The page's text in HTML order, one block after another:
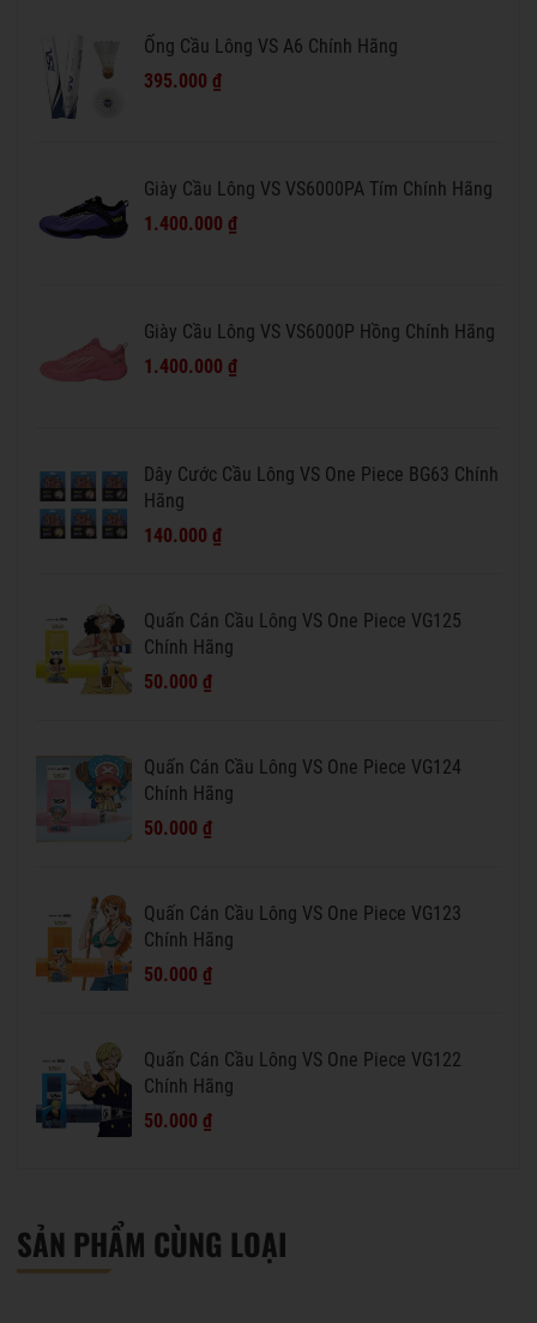
Ống Cầu Lông VS A6 Chính Hãng
395.000 ₫
Giày Cầu Lông VS VS6000PA Tím Chính Hãng
1.400.000 ₫
Giày Cầu Lông VS VS6000P Hồng Chính Hãng
1.400.000 ₫
Dây Cước Cầu Lông VS One Piece BG63 Chính
Hãng
140.000 ₫
Quấn Cán Cầu Lông VS One Piece VG125
Chính Hãng
50.000 ₫
Quấn Cán Cầu Lông VS One Piece VG124
Chính Hãng
50.000 ₫
Quấn Cán Cầu Lông VS One Piece VG123
Chính Hãng
50.000 ₫
Quấn Cán Cầu Lông VS One Piece VG122
Chính Hãng
50.000 ₫
SẢN PHẨM CÙNG LOẠI